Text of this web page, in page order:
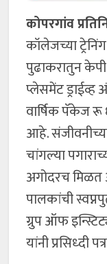
कोपरगांव
कॉलेजच्या
पुढाकरातुन
प्लेसमेंट ड्राईव्ह
वार्षिक पॅकेज रू
आहे.
चांगल्या
अगोदरच मिळत
पालकांची
ग्रुप ऑफ
यांनी प्रसिध्दी